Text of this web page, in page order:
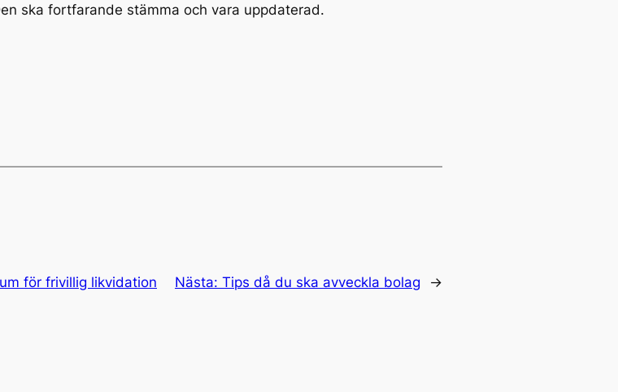
ska fortfarande stämma och vara uppdaterad.
för frivillig likvidation Nästa: Tips då du ska avveckla bolag →